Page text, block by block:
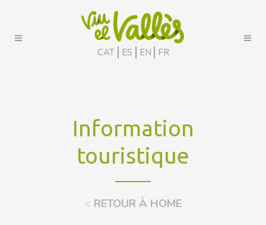
CAT ES EN FR
Information
touristique
< RETOUR À HOME